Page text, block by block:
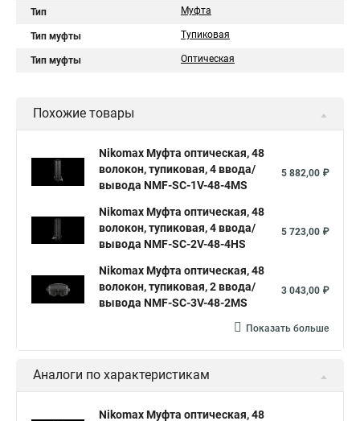
Тип Муфта
Тип муфты Тупиковая
Тип муфты Оптическая
Похожие товары
Nikomax Муфта оптическая, 48
волокон, тупиковая, 4 ввода/
вывода NMF-SC-1V-48-4MS
5 882,00 ₽
Nikomax Муфта оптическая, 48
волокон, тупиковая, 4 ввода/
вывода NMF-SC-2V-48-4HS
5 723,00 ₽
Nikomax Муфта оптическая, 48
волокон, тупиковая, 2 ввода/
вывода NMF-SC-3V-48-2MS
3 043,00 ₽
Показать больше
Аналоги по характеристикам
Nikomax Муфта оптическая, 48